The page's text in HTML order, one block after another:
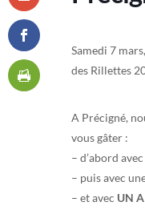
Samedi 7
des Rillettes
A Précigné,
vous gâter :
– d’abord
– puis avec
– et avec UN